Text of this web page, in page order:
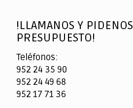
!LLAMANOS Y PIDENOS
PRESUPUESTO!
Teléfonos:
952 24 35 90
952 24 49 68
952 17 71 36